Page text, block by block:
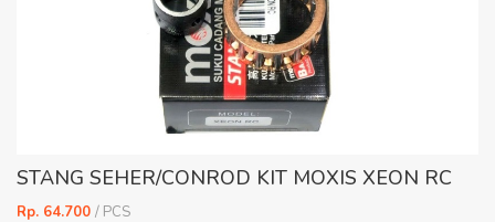
STANG SEHER/CONROD KIT MOXIS XEON RC
Rp. 64.700 / PCS